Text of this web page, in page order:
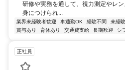
研修や実務を通して、視力測定やレ
身につけられ...
業界未経験者歓迎 車通勤OK 経験不問 未経
賞与あり
育休あり 交通費支給 長期歓迎 シ
正社員